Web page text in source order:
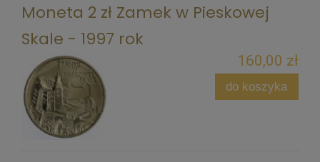
Moneta 2 zł Zamek w Pieskowej
Skale - 1997 rok
160,00 zł
do koszyka